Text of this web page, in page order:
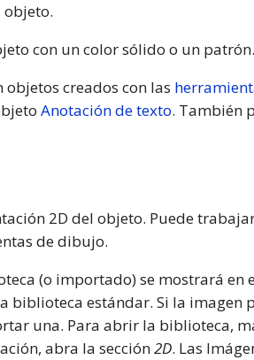
objeto.
con un color sólido o un patrón.
creados con las
Anotación de texto. También
2D del objeto. Puede
de dibujo.
(o importado) se mostrará en
biblioteca estándar. Si la imagen
una. Para abrir la biblioteca,
abra la sección2D. Las